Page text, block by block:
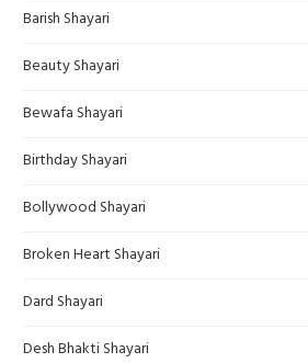
Barish Shayari
Beauty Shayari
Bewafa Shayari
Birthday Shayari
Bollywood Shayari
Broken Heart Shayari
Dard Shayari
Desh Bhakti Shayari